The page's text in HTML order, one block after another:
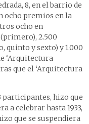
8, en el barrio de
ocho premios en la
ocho en
2.500
quinto y sexto) y 1.000
‘Arquitectura
que el ‘Arquitectura
participantes, hizo que
a celebrar hasta 1933,
que se suspendiera